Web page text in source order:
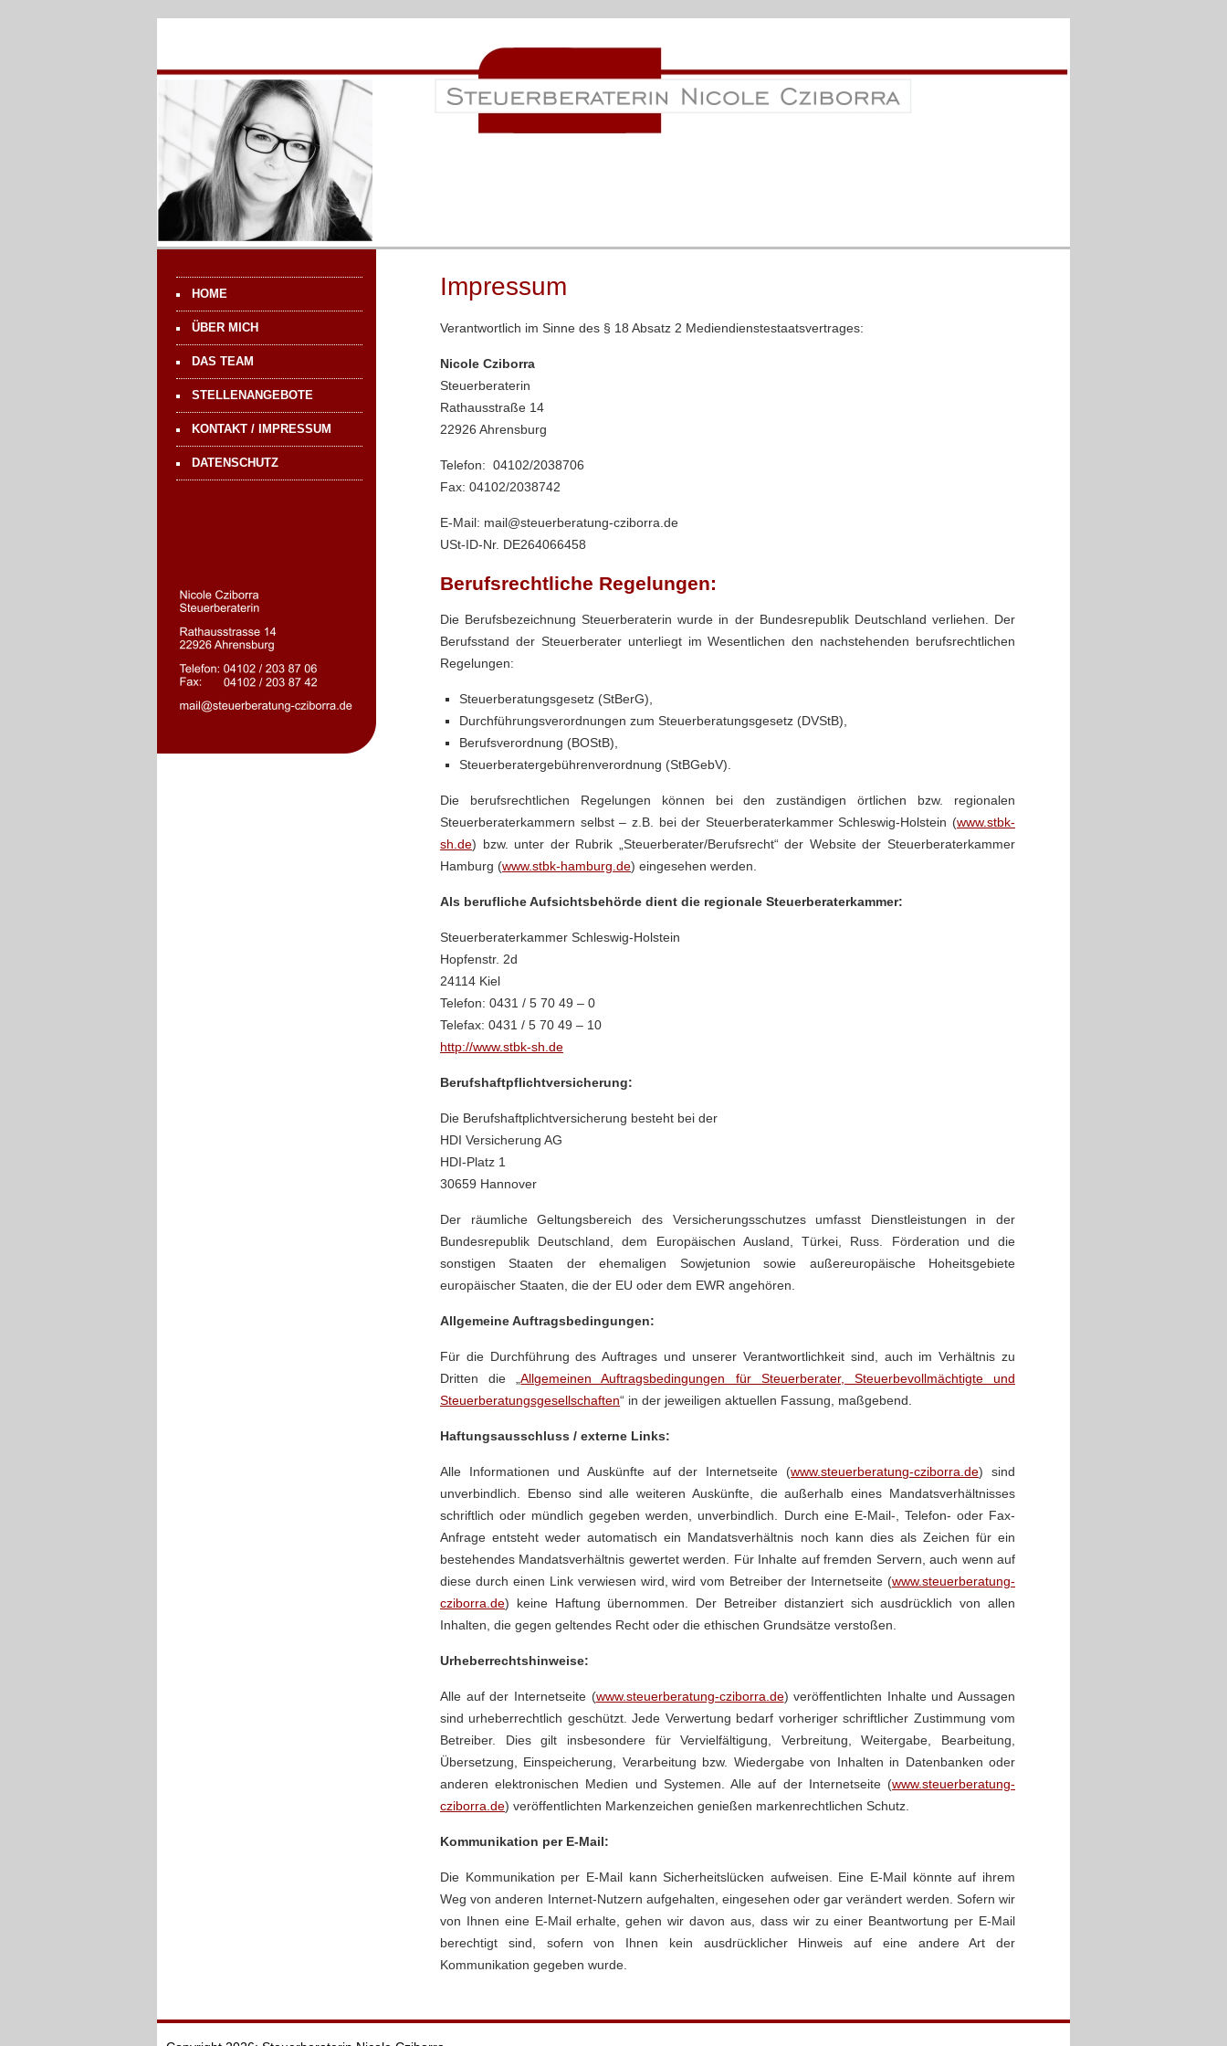
Impressum
Verantwortlich im Sinne des § 18 Absatz 2 Mediendienstestaatsvertrages:
Nicole Cziborra
Steuerberaterin
Rathausstraße 14
22926 Ahrensburg
Telefon: 04102/2038706
Fax: 04102/2038742
E-Mail: mail@steuerberatung-cziborra.de
USt-ID-Nr. DE264066458
Berufsrechtliche Regelungen:
Die Berufsbezeichnung Steuerberaterin wurde in der Bundesrepublik Deutschland verliehen. Der
Berufsstand der Steuerberater unterliegt im Wesentlichen den nachstehenden berufsrechtlichen
Regelungen:
Steuerberatungsgesetz (StBerG),
Durchführungsverordnungen zum Steuerberatungsgesetz (DVStB),
Berufsverordnung (BOStB),
Steuerberatergebührenverordnung (StBGebV).
Die berufsrechtlichen Regelungen können bei den zuständigen örtlichen bzw. regionalen
Steuerberaterkammern selbst – z.B. bei der Steuerberaterkammer Schleswig-Holstein (www.stbk-
sh.de) bzw. unter der Rubrik „Steuerberater/Berufsrecht“ der Website der Steuerberaterkammer
Hamburg (www.stbk-hamburg.de) eingesehen werden.
Als berufliche Aufsichtsbehörde dient die regionale Steuerberaterkammer:
Steuerberaterkammer Schleswig-Holstein
Hopfenstr. 2d
24114 Kiel
Telefon: 0431 / 5 70 49 – 0
Telefax: 0431 / 5 70 49 – 10
http://www.stbk-sh.de
Berufshaftpflichtversicherung:
Die Berufshaftplichtversicherung besteht bei der
HDI Versicherung AG
HDI-Platz 1
30659 Hannover
Der räumliche Geltungsbereich des Versicherungsschutzes umfasst Dienstleistungen in der
Bundesrepublik Deutschland, dem Europäischen Ausland, Türkei, Russ. Förderation und die
sonstigen Staaten der ehemaligen Sowjetunion sowie außereuropäische Hoheitsgebiete
europäischer Staaten, die der EU oder dem EWR angehören.
Allgemeine Auftragsbedingungen:
Für die Durchführung des Auftrages und unserer Verantwortlichkeit sind, auch im Verhältnis zu
Dritten die „Allgemeinen Auftragsbedingungen für Steuerberater, Steuerbevollmächtigte und
Steuerberatungsgesellschaften“ in der jeweiligen aktuellen Fassung, maßgebend.
Haftungsausschluss / externe Links:
Alle Informationen und Auskünfte auf der Internetseite (www.steuerberatung-cziborra.de) sind
unverbindlich. Ebenso sind alle weiteren Auskünfte, die außerhalb eines Mandatsverhältnisses
schriftlich oder mündlich gegeben werden, unverbindlich. Durch eine E-Mail-, Telefon- oder Fax-
Anfrage entsteht weder automatisch ein Mandatsverhältnis noch kann dies als Zeichen für ein
bestehendes Mandatsverhältnis gewertet werden. Für Inhalte auf fremden Servern, auch wenn auf
diese durch einen Link verwiesen wird, wird vom Betreiber der Internetseite (www.steuerberatung-
cziborra.de) keine Haftung übernommen. Der Betreiber distanziert sich ausdrücklich von allen
Inhalten, die gegen geltendes Recht oder die ethischen Grundsätze verstoßen.
Urheberrechtshinweise:
Alle auf der Internetseite (www.steuerberatung-cziborra.de) veröffentlichten Inhalte und Aussagen
sind urheberrechtlich geschützt. Jede Verwertung bedarf vorheriger schriftlicher Zustimmung vom
Betreiber. Dies gilt insbesondere für Vervielfältigung, Verbreitung, Weitergabe, Bearbeitung,
Übersetzung, Einspeicherung, Verarbeitung bzw. Wiedergabe von Inhalten in Datenbanken oder
anderen elektronischen Medien und Systemen. Alle auf der Internetseite (www.steuerberatung-
cziborra.de) veröffentlichten Markenzeichen genießen markenrechtlichen Schutz.
Kommunikation per E-Mail:
Die Kommunikation per E-Mail kann Sicherheitslücken aufweisen. Eine E-Mail könnte auf ihrem
Weg von anderen Internet-Nutzern aufgehalten, eingesehen oder gar verändert werden. Sofern wir
von Ihnen eine E-Mail erhalte, gehen wir davon aus, dass wir zu einer Beantwortung per E-Mail
berechtigt sind, sofern von Ihnen kein ausdrücklicher Hinweis auf eine andere Art der
Kommunikation gegeben wurde.
HOME
ÜBER MICH
DAS TEAM
STELLENANGEBOTE
KONTAKT / IMPRESSUM
DATENSCHUTZ